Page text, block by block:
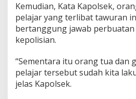
Kemudian, Kata Kapolsek,
pelajar yang terlibat tawuran
bertanggung jawab
kepolisian.
“Sementara itu orang tua dan
pelajar tersebut sudah kita
jelas Kapolsek.